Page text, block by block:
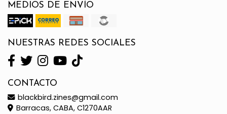
MEDIOS DE ENVÍO
NUESTRAS REDES SOCIALES
CONTACTO
blackbird.zines@gmail.com
Barracas, CABA, C1270AAR